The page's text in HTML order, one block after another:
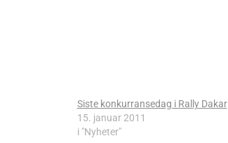
Siste konkurransedag i Rally Dakar
15. januar 2011
i "Nyheter"